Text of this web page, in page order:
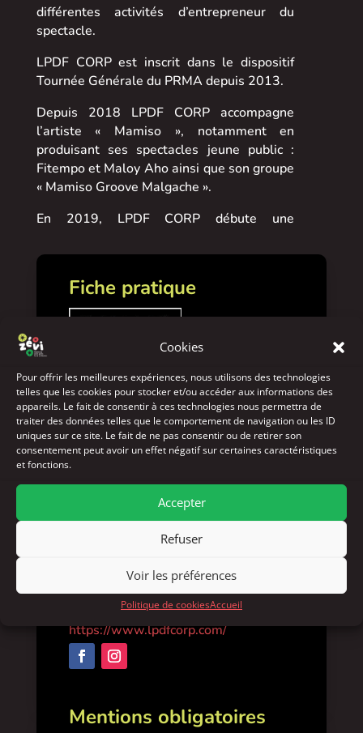
Cookies
Pour offrir les meilleures expériences, nous utilisons des technologies
telles que les cookies pour stocker et/ou accéder aux informations des
appareils. Le fait de consentir à ces technologies nous permettra de
traiter des données telles que le comportement de navigation ou les ID
uniques sur ce site. Le fait de ne pas consentir ou de retirer son
consentement peut avoir un effet négatif sur certaines caractéristiques
et fonctions.
Accepter
Refuser
Voir les préférences
Politique de cookiesAccueil
différentes activités d’entrepreneur du
spectacle.
​LPDF CORP est inscrit dans le dispositif
Tournée Générale du PRMA depuis 2013.
​Depuis 2018 LPDF CORP accompagne
l’artiste « Mamiso », notamment en
produisant ses spectacles jeune public :
Fitempo et Maloy Aho ainsi que son groupe
« Mamiso Groove Malgache ».
​En 2019, LPDF CORP débute une
Sly Sugar puis avec Mù, Holysoul, Jeahy et
Fiche pratique
Type de profil :Compagnie
Discipline artistique :
lpdfcorp@gmail.com
lpdfcorp@gmail.com
0692900421
https://www.lpdfcorp.com/
Mentions obligatoires